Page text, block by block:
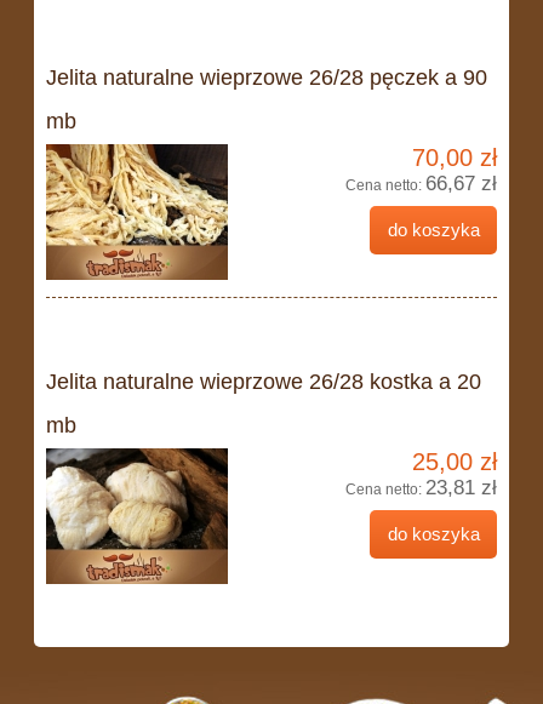
Jelita naturalne wieprzowe 26/28 pęczek a 90
mb
70,00 zł
Cena netto: 66,67 zł
do koszyka
Jelita naturalne wieprzowe 26/28 kostka a 20
mb
25,00 zł
Cena netto: 23,81 zł
do koszyka